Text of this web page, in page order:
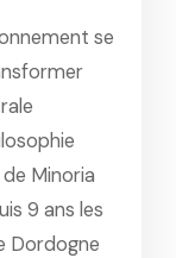
se
Minoria
9 ans les
Dordogne